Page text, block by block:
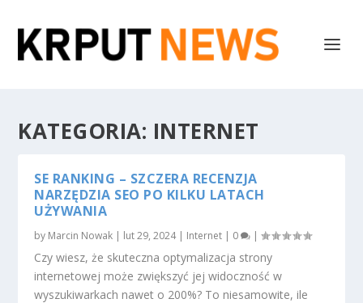
KATEGORIA: INTERNET
SE RANKING – SZCZERA RECENZJA
NARZĘDZIA SEO PO KILKU LATACH
UŻYWANIA
by Marcin Nowak | lut 29, 2024| Internet | 0 |
Czy wiesz, że skuteczna optymalizacja strony
internetowej może zwiększyć jej widoczność w
wyszukiwarkach nawet o 200%? To niesamowite, ile